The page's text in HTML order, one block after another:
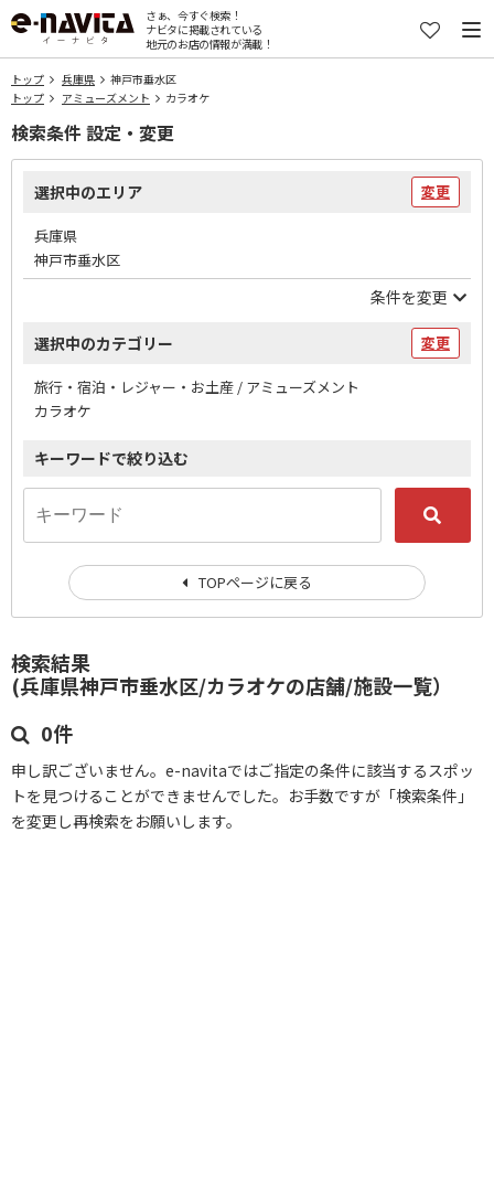
さぁ、今すぐ検索！
ナビタに掲載されている
地元のお店の情報が満載！
トップ 兵庫県
神戸市垂水区
トップ
アミューズメント カラオケ
検索結果
(兵庫県神戸市垂水区/カラオケの店舗/施設一覧）
0件
申し訳ございません。e-navitaではご指定の条件に該当するスポッ
トを見つけることができませんでした。お手数ですが「検索条件」
を変更し再検索をお願いします。
検索条件 設定・変更
選択中のエリア 変更
兵庫県
神戸市垂水区
条件を変更
選択中のカテゴリー 変更
旅行・宿泊・レジャー・お土産 / アミューズメント
カラオケ
キーワードで絞り込む
TOPページに戻る